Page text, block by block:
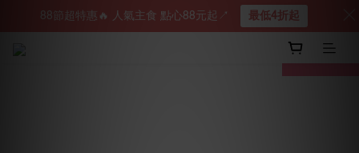
prev
88節超特惠🔥 人氣主食 點心88元起↗︎ 最低4折起